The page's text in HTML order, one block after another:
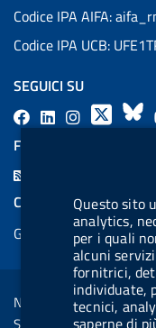
Questo sito
analytics,
per i quali
alcuni
fornitrici,
individuate,
tecnici,
saperne di
Codice IPA AIFA:
Codice IPA UCB:
SEGUICI SU
F
L
l
.
b
u
t
X
B
s
k
y
FEED RSS
COOKIES
Gestione cookie
Sezione Link
Note legali